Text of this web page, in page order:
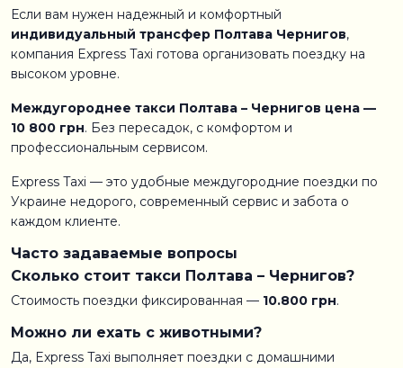
Если вам нужен надежный и комфортный
индивидуальный трансфер Полтава Чернигов,
компания Express Taxi готова организовать поездку на
высоком уровне.
Междугороднее такси Полтава – Чернигов цена —
10 800 грн. Без пересадок, с комфортом и
профессиональным сервисом.
Express Taxi — это удобные междугородние поездки по
Украине недорого, современный сервис и забота о
каждом клиенте.
Часто задаваемые вопросы
Сколько стоит такси Полтава – Чернигов?
Стоимость поездки фиксированная — 10.800 грн.
Можно ли ехать с животными?
Да, Express Taxi выполняет поездки с домашними